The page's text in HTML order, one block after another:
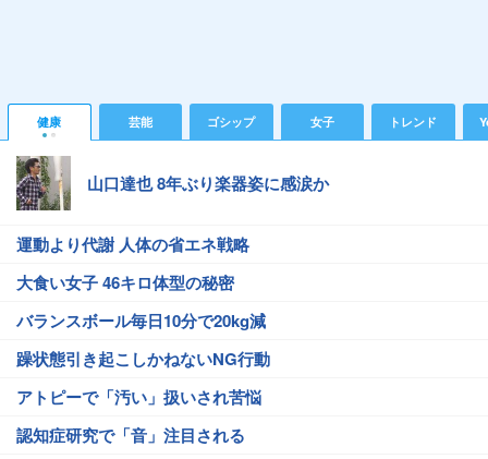
健康 芸能 ゴシップ 女子 トレンド
山口達也 8年ぶり楽器姿に感涙か
運動より代謝 人体の省エネ戦略
大食い女子 46キロ体型の秘密
バランスボール毎日10分で20kg減
躁状態引き起こしかねないNG行動
アトピーで「汚い」扱いされ苦悩
認知症研究で「音」注目される